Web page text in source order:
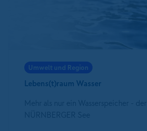
Umwelt und Region
Lebens(t)raum Wasser